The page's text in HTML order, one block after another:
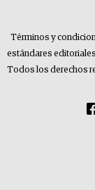
Términos y
estándares editoriales
Todos los derechos